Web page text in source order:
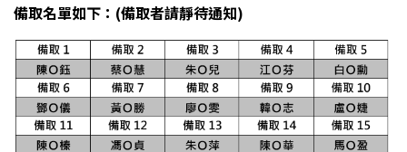
備取名單如下：(備取者請靜待通知)